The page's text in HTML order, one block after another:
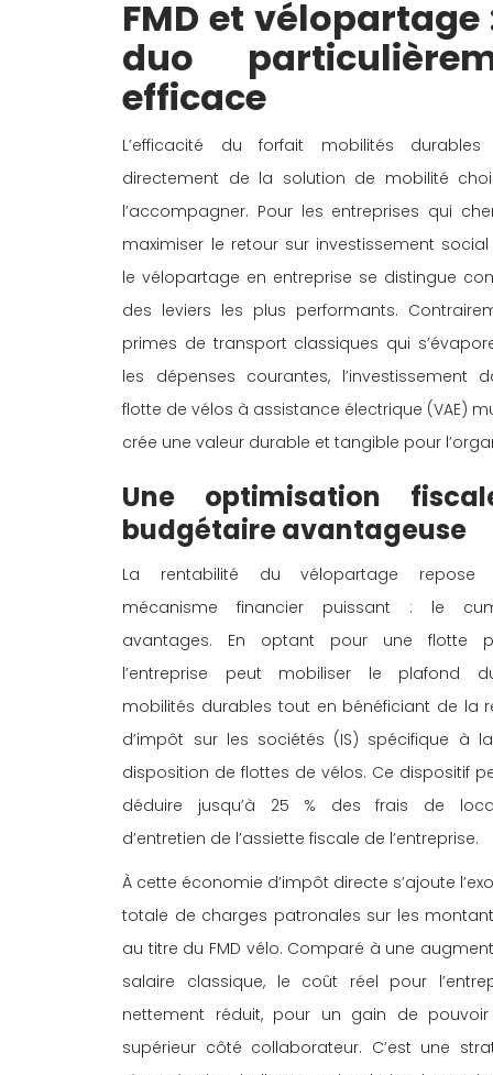
FMD et
duo
efficace
L’efficacité du forfait mobilités
directement de la solution de mobilité
l’accompagner. Pour les entreprises qui
maximiser le retour sur investissement
le vélopartage en entreprise se distingue
des leviers les plus performants.
primes de transport classiques qui
les dépenses courantes, l’investissement
flotte de vélos à assistance électrique (VAE)
crée une valeur durable et tangible pour
Une optimisation
budgétaire avantageuse
La rentabilité du vélopartage
mécanisme financier puissant : le
avantages. En optant pour une flotte
l’entreprise peut mobiliser le plafond
mobilités durables tout en bénéficiant de la
d’impôt sur les sociétés (IS) spécifique à
disposition de flottes de vélos. Ce dispositif
déduire jusqu’à 25 % des frais de
d’entretien de l’assiette fiscale de l’entreprise.
À cette économie d’impôt directe s’ajoute
totale de charges patronales sur les
au titre du FMD vélo. Comparé à une
salaire classique, le coût réel pour
nettement réduit, pour un gain de
supérieur côté collaborateur. C’est une